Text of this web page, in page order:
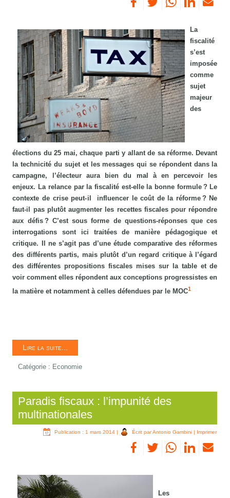
La
fiscalité
s’est
imposée
comme
sujet
majeur
des
élections du 25 mai, chaque parti y allant de sa réforme. Devant
la technicité du sujet et les messages qui se répondent dans la
campagne, l’électeur aura bien du mal à en percevoir les
enjeux. La relance par la fiscalité est-elle la bonne formule ? Le
contexte de crise peut- il influencer le coût de la réforme ? Ne
faut-il pas plutôt augmenter les recettes fiscales pour répondre
aux défis ? C’est sous forme de questions-réponses que ces
interrogations sont ici traitées de manière pédagogique et
critique. Il ne s’agit pas d’une étude comparative des réformes
des différents partis, mais plutôt d’un regard critique à l’égard
des différentes propositions fiscales mises sur la table et de
voir comment elles répondent aux conceptions progressistes en
la matière et notamment à celles défendues par le MOC1
Lire la suite...
Catégorie : Economie
Paradis fiscaux : l’impunité des
multinationales
Publication : 1 mars 2014 | Écrit par Antonio Gambini | Imprimer
Les